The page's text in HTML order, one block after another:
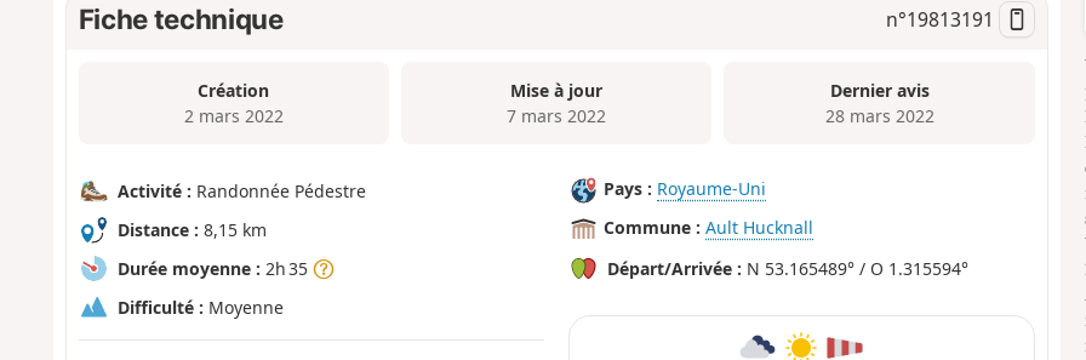
Fiche technique n°19813191
Création
2 mars 2022
Mise à jour
7 mars 2022
Dernier avis
28 mars 2022
Activité : Randonnée Pédestre
Distance : 8,15 km
Durée moyenne : 2h 35
Difficulté : Moyenne
Pays : Royaume-Uni
Commune : Ault Hucknall
Départ/Arrivée : N 53.165489° / O 1.315594°